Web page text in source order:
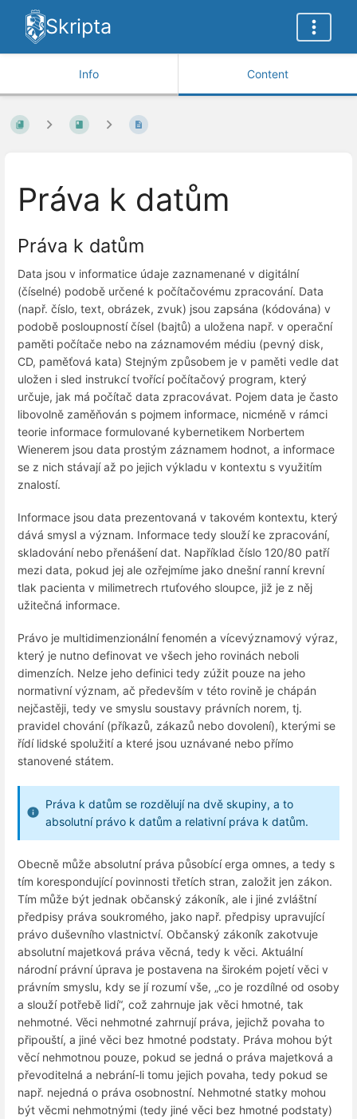
Skripta
Info Content
Práva k datům
Práva k datům
Data jsou v informatice údaje zaznamenané v digitální
(číselné) podobě určené k počítačovému zpracování. Data
(např. číslo, text, obrázek, zvuk) jsou zapsána (kódována) v
podobě posloupností čísel (bajtů) a uložena např. v operační
paměti počítače nebo na záznamovém médiu (pevný disk,
CD, paměťová kata) Stejným způsobem je v paměti vedle dat
uložen i sled instrukcí tvořící počítačový program, který
určuje, jak má počítač data zpracovávat. Pojem data je často
libovolně zaměňován s pojmem informace, nicméně v rámci
teorie informace formulované kybernetikem Norbertem
Wienerem jsou data prostým záznamem hodnot, a informace
se z nich stávají až po jejich výkladu v kontextu s využitím
znalostí.
Informace jsou data prezentovaná v takovém kontextu, který
dává smysl a význam. Informace tedy slouží ke zpracování,
skladování nebo přenášení dat. Například číslo 120/80 patří
mezi data, pokud jej ale ozřejmíme jako dnešní ranní krevní
tlak pacienta v milimetrech rtuťového sloupce, již je z něj
užitečná informace.
Právo je multidimenzionální fenomén a vícevýznamový výraz,
který je nutno definovat ve všech jeho rovinách neboli
dimenzích. Nelze jeho definici tedy zúžit pouze na jeho
normativní význam, ač především v této rovině je chápán
nejčastěji, tedy ve smyslu soustavy právních norem, tj.
pravidel chování (příkazů, zákazů nebo dovolení), kterými se
řídí lidské spolužití a které jsou uznávané nebo přímo
stanovené státem.
Práva k datům se rozdělují na dvě skupiny, a to
absolutní právo k datům a relativní práva k datům.
Obecně může absolutní práva působící erga omnes, a tedy s
tím korespondující povinnosti třetích stran, založit jen zákon.
Tím může být jednak občanský zákoník, ale i jiné zvláštní
předpisy práva soukromého, jako např. předpisy upravující
právo duševního vlastnictví. Občanský zákoník zakotvuje
absolutní majetková práva věcná, tedy k věci. Aktuální
národní právní úprava je postavena na širokém pojetí věci v
právním smyslu, kdy se jí rozumí vše, „co je rozdílné od osoby
a slouží potřebě lidí“, což zahrnuje jak věci hmotné, tak
nehmotné. Věci nehmotné zahrnují práva, jejichž povaha to
připouští, a jiné věci bez hmotné podstaty. Práva mohou být
věcí nehmotnou pouze, pokud se jedná o práva majetková a
převoditelná a nebrání-li tomu jejich povaha, tedy pokud se
např. nejedná o práva osobnostní. Nehmotné statky mohou
být věcmi nehmotnými (tedy jiné věci bez hmotné podstaty)